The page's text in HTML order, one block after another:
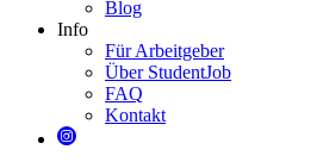
Blog
Info
Für Arbeitgeber
Über StudentJob
FAQ
Kontakt